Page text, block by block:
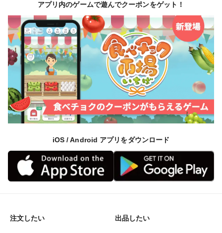
アプリ内のゲームで遊んでクーポンをゲット！
iOS / Android アプリをダウンロード
注文したい 出品したい